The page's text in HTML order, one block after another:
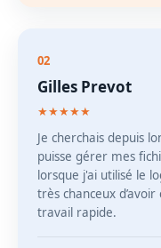
02
Gilles Prevot
★★★★★
Je cherchais depuis
puisse gérer mes
lorsque j'ai utilisé le
très chanceux
travail rapide.